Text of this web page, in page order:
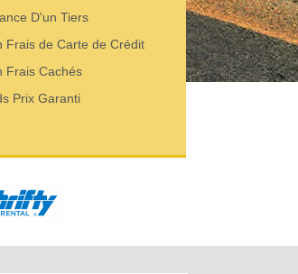
D'un Tiers
Frais de Carte de Crédit
Frais Cachés
Prix Garanti